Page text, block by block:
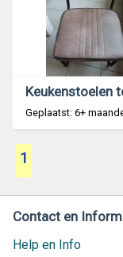
Geplaatst: 6+
1
Contact en
Help en Info